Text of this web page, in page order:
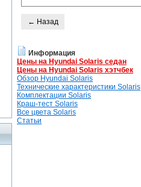
← Назад
Информация
Цены на Hyundai Solaris седан
Цены на Hyundai Solaris хэтчбек
Обзор Hyundai Solaris
Технические характеристики Solaris
Комплектации Solaris
Краш-тест Solaris
Все цвета Solaris
Статьи